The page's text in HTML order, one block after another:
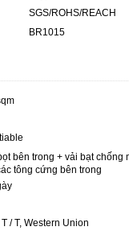
SGS/ROHS/REACH
BR1015
bên trong + vải bạt chống
tông cứng bên trong
T / T, Western Union